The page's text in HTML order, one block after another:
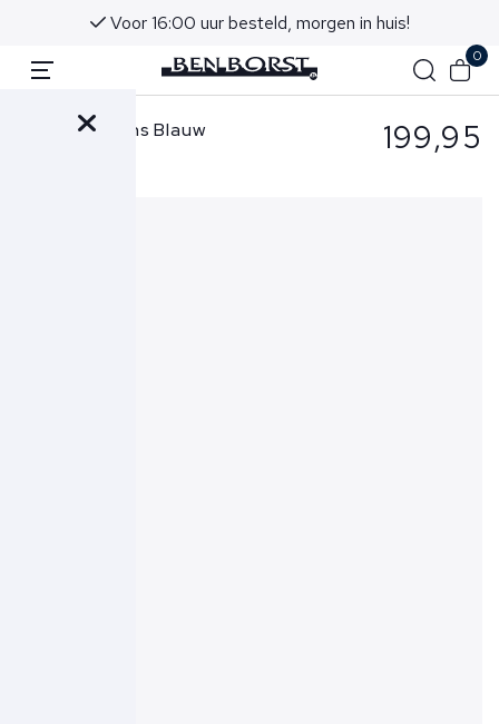
Voor 16:00 uur besteld, morgen in huis!
0
Denham Jeans Blauw 199,95